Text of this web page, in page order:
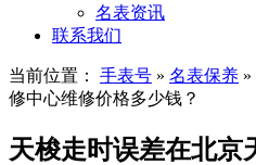
名表资讯
联系我们
当前位置： 手表号 » 名表保养
修中心维修价格多少钱？
天梭走时误差在北京